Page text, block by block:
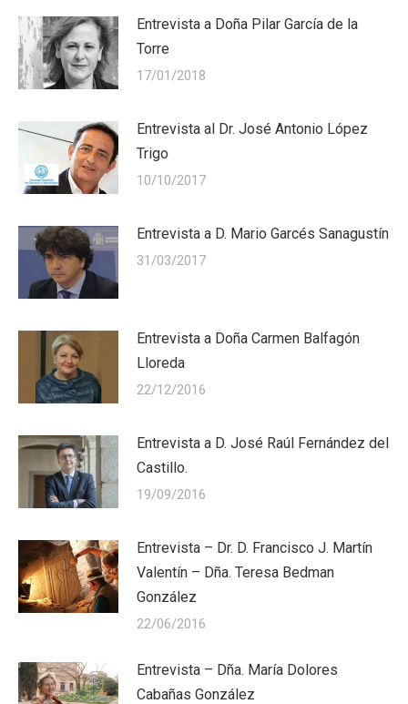
Entrevista a Doña Pilar García de la
Torre
17/01/2018
Entrevista al Dr. José Antonio López
Trigo
10/10/2017
Entrevista a D. Mario Garcés Sanagustín
31/03/2017
Entrevista a Doña Carmen Balfagón
Lloreda
22/12/2016
Entrevista a D. José Raúl Fernández del
Castillo.
19/09/2016
Entrevista – Dr. D. Francisco J. Martín
Valentín – Dña. Teresa Bedman
González
22/06/2016
Entrevista – Dña. María Dolores
Cabañas González